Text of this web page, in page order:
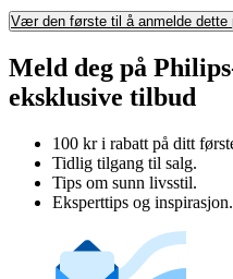
Vær den første til å anmelde dette
Meld deg på
eksklusive tilbud
100 kr i rabatt på ditt
Tidlig tilgang til salg.
Tips om sunn livsstil.
Eksperttips og inspirasjon.